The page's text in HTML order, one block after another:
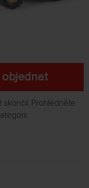
skončil. Prohlédněte